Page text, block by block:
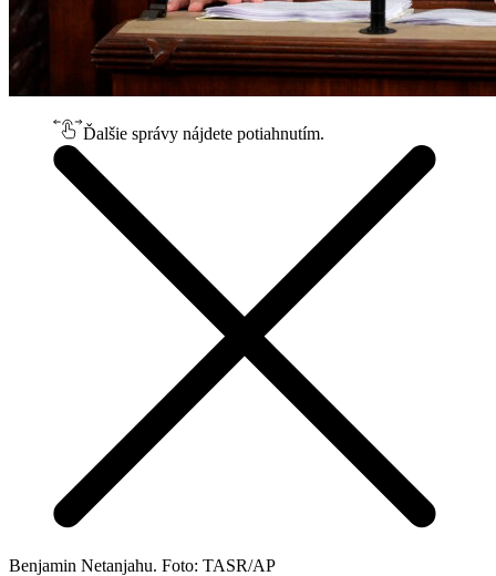
Ďalšie správy nájdete potiahnutím.
Benjamin Netanjahu. Foto: TASR/AP